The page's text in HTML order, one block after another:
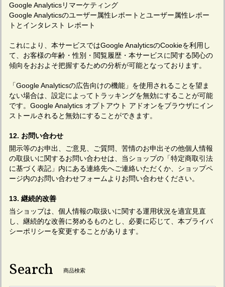
Google Analyticsリマーケティング
Google Analyticsのユーザー属性レポートとユーザー属性レポー
トとインタレスト レポート
これにより、本サービスではGoogle AnalyticsのCookieを利用し
て、お客様の年齢・性別・閲覧履歴・本サービスに関する関心の
傾向をおおよそ把握するための分析が可能となっております。
「Google Analyticsの広告向けの機能」を使用されることを望ま
ない場合は、設定によってトラッキングを無効にすることが可能
です。Google Analytics オプトアウト アドオンをブラウザにイン
ストールされると無効にすることができます。
12. お問い合わせ
開示等のお申出、ご意見、ご質問、苦情のお申出その他個人情報
の取扱いに関するお問い合わせは、当ショップの「特定商取引法
に基づく表記」内にある連絡先へご連絡いただくか、ショップペ
ージ内のお問い合わせフォームよりお問い合わせください。
13. 継続的改善
当ショップは、個人情報の取扱いに関する運用状況を適宜見直
し、継続的な改善に努めるものとし、必要に応じて、本プライバ
シーポリシーを変更することがあります。
Search 商品検索